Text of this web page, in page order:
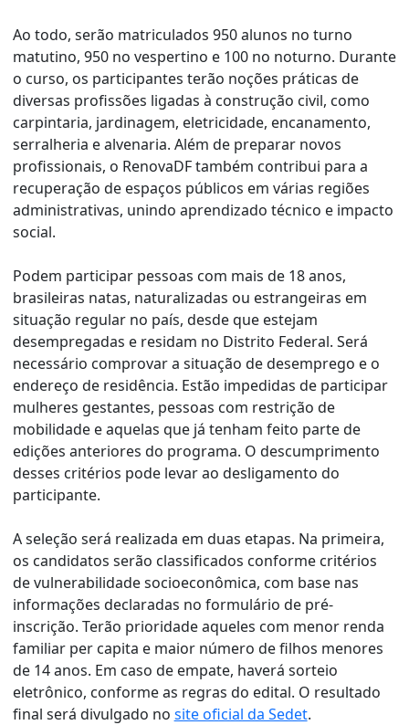
Ao todo, serão matriculados 950 alunos no turno
matutino, 950 no vespertino e 100 no noturno. Durante
o curso, os participantes terão noções práticas de
diversas profissões ligadas à construção civil, como
carpintaria, jardinagem, eletricidade, encanamento,
serralheria e alvenaria. Além de preparar novos
profissionais, o RenovaDF também contribui para a
recuperação de espaços públicos em várias regiões
administrativas, unindo aprendizado técnico e impacto
social.
Podem participar pessoas com mais de 18 anos,
brasileiras natas, naturalizadas ou estrangeiras em
situação regular no país, desde que estejam
desempregadas e residam no Distrito Federal. Será
necessário comprovar a situação de desemprego e o
endereço de residência. Estão impedidas de participar
mulheres gestantes, pessoas com restrição de
mobilidade e aquelas que já tenham feito parte de
edições anteriores do programa. O descumprimento
desses critérios pode levar ao desligamento do
participante.
A seleção será realizada em duas etapas. Na primeira,
os candidatos serão classificados conforme critérios
de vulnerabilidade socioeconômica, com base nas
informações declaradas no formulário de pré-
inscrição. Terão prioridade aqueles com menor renda
familiar per capita e maior número de filhos menores
de 14 anos. Em caso de empate, haverá sorteio
eletrônico, conforme as regras do edital. O resultado
final será divulgado no site oficial da Sedet.